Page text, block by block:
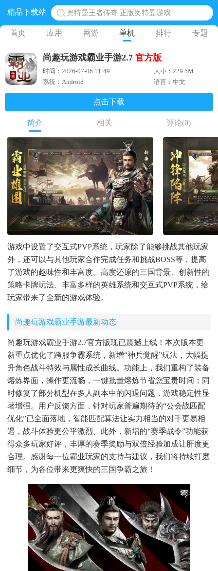
精品下载站
奥特曼王者传奇 正版奥特曼游戏
地铁跑酷体验服国际服 地铁跑酷体验服版本
网易光遇手游正版 点亮星空共庆周年
黎明觉醒生机腾讯正版 黎明觉醒生机国际服
蛋仔派对下载 蛋仔派对体验服
首页 应用 网游 单机 排行 专题
尚趣玩游戏霸业手游2.7 官方版
时间：2026-07-06 11:49
大小：229.5M
系统：Android
语言：中文
点击下载
简介 相关 评论(0)
游戏中设置了交互式PVP系统，玩家除了能够挑战其他玩家
外，还可以与其他玩家合作完成任务和挑战BOSS等，提高
了游戏的趣味性和丰富度。高度还原的三国背景、创新性的
策略卡牌玩法、丰富多样的英雄系统和交互式PVP系统，给
玩家带来了全新的游戏体验。
尚趣玩游戏霸业手游最新动态
尚趣玩游戏霸业手游2.7官方版现已震撼上线！本次版本更
新重点优化了跨服争霸系统，新增“神兵觉醒”玩法，大幅提
升角色战斗特效与属性成长曲线。功能上，我们重构了装备
熔炼界面，操作更流畅，一键批量熔炼节省您宝贵时间；同
时修复了部分机型在多人副本中的闪退问题，游戏稳定性显
著增强。用户反馈方面，针对玩家普遍期待的“公会战匹配
优化”已全面落地，智能匹配算法让实力相当的对手更易相
遇，战斗体验更公平激烈。此外，新增的“赛季战令”功能获
得众多玩家好评，丰厚的赛季奖励与双倍经验加成让肝度更
合理。感谢每一位霸业玩家的支持与建议，我们将持续打磨
细节，为各位带来更爽快的三国争霸之旅！